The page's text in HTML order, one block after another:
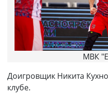
МВК
Доигровщик Никита
клубе.